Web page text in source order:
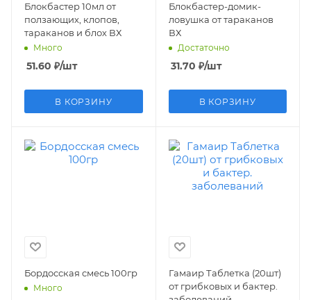
Блокбастер 10мл от
ползающих, клопов,
тараканов и блох ВХ
Много
51.60 ₽/шт
В КОРЗИНУ
Блокбастер-домик-
ловушка от тараканов
ВХ
Достаточно
31.70 ₽/шт
В КОРЗИНУ
Бордосская смесь 100гр
Много
Гамаир Таблетка (20шт)
от грибковых и бактер.